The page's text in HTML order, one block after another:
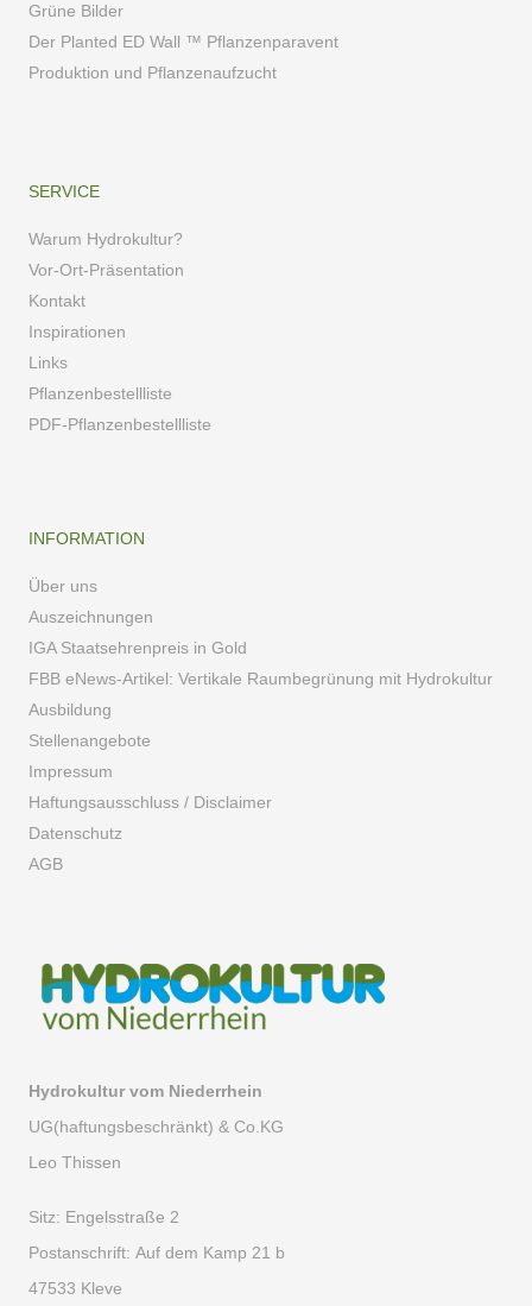
Grüne Bilder
Der Planted ED Wall ™ Pflanzenparavent
Produktion und Pflanzenaufzucht
SERVICE
Warum Hydrokultur?
Vor-Ort-Präsentation
Kontakt
Inspirationen
Links
Pflanzenbestellliste
PDF-Pflanzenbestellliste
INFORMATION
Über uns
Auszeichnungen
IGA Staatsehrenpreis in Gold
FBB eNews-Artikel: Vertikale Raumbegrünung mit Hydrokultur
Ausbildung
Stellenangebote
Impressum
Haftungsausschluss / Disclaimer
Datenschutz
AGB
Hydrokultur vom Niederrhein
UG(haftungsbeschränkt) & Co.KG
Leo Thissen
Sitz: Engelsstraße 2
Postanschrift: Auf dem Kamp 21 b
47533 Kleve